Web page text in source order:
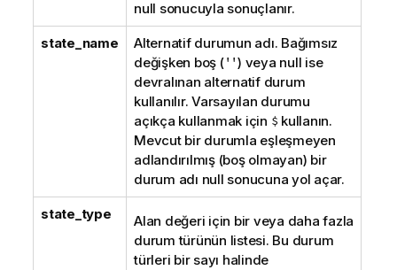
null sonucuyla sonuçlanır.
state_name
Alternatif durumun adı. Bağımsız
değişken boş ('') veya null ise
devralınan alternatif durum
kullanılır. Varsayılan durumu
açıkça kullanmak için $kullanın.
Mevcut bir durumla eşleşmeyen
adlandırılmış (boş olmayan) bir
durum adı null sonucuna yol açar.
state_type
Alan değeri için bir veya daha fazla
durum türünün listesi. Bu durum
türleri bir sayı halinde